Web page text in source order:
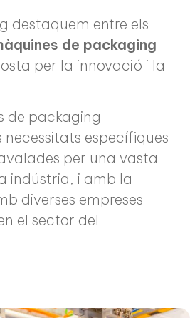
destaquem entre els
de packaging
per la innovació i la
de packaging
específiques
per una vasta
indústria, i amb la
diverses empreses
el sector del